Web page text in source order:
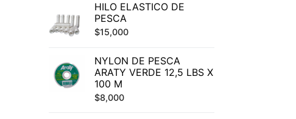
HILO ELASTICO DE
PESCA
$15,000
NYLON DE PESCA
ARATY VERDE 12,5 LBS X
100 M
$8,000